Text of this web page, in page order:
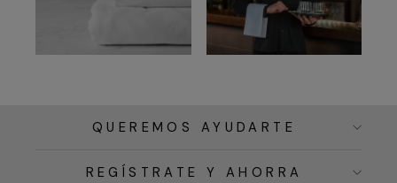
QUEREMOS AYUDARTE
REGÍSTRATE Y AHORRA